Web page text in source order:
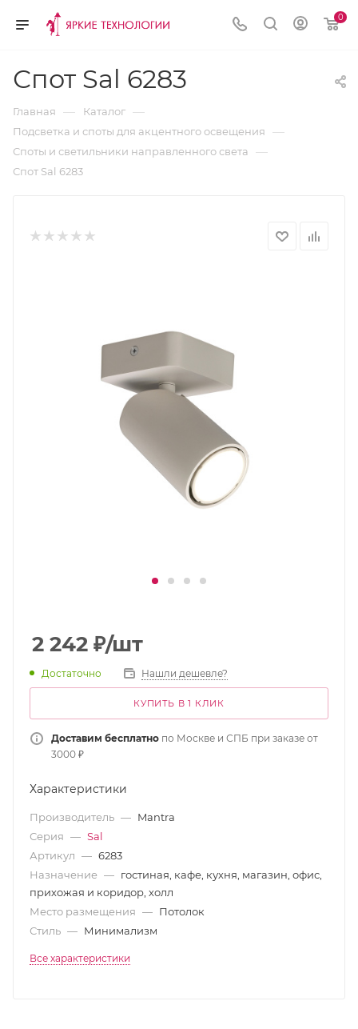
0
Спот Sal 6283
Главная — Каталог —
Подсветка и споты для акцентного освещения —
Споты и светильники направленного света —
Спот Sal 6283
2 242 ₽/шт
Достаточно Нашли дешевле?
КУПИТЬ В 1 КЛИК
Доставим бесплатно по Москве и СПБ при заказе от
3000 ₽
Характеристики
Производитель — Mantra
Серия — Sal
Артикул — 6283
Назначение — гостиная, кафе, кухня, магазин, офис,
прихожая и коридор, холл
Место размещения — Потолок
Стиль — Минимализм
Все характеристики